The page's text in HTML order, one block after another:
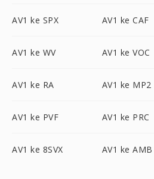
AV1 ke SPX AV1 ke CAF
AV1 ke WV AV1 ke VOC
AV1 ke RA AV1 ke MP2
AV1 ke PVF AV1 ke PRC
AV1 ke 8SVX AV1 ke AMB